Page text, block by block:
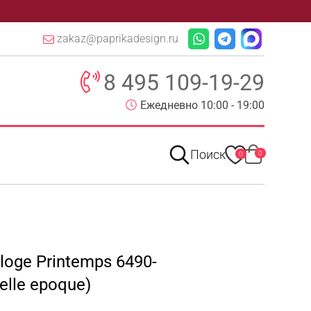
zakaz@paprikadesign.ru
8 495 109-19-29
Ежедневно 10:00 - 19:00
Поиск 0 0
Printemps 6490-
epoque)